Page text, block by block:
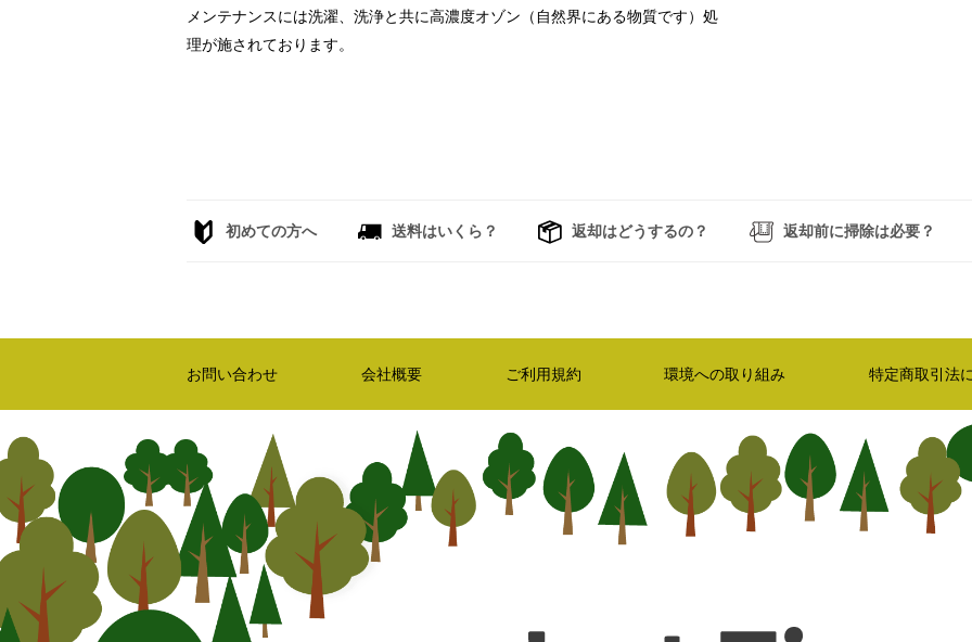
メンテナンスには洗濯、洗浄と共に高濃度オゾン（自然界にある物質です）処
理が施されております。
初めての方へ 送料はいくら？ 返却はどうするの？ 返却前に掃除は必要？
お問い合わせ 会社概要 ご利用規約 環境への取り組み 特定商取引法